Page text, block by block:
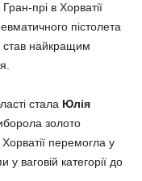
прі в Хорватії
пістолета
став найкращим
стала Юлія
золото
перемогла у
у ваговій категорії до